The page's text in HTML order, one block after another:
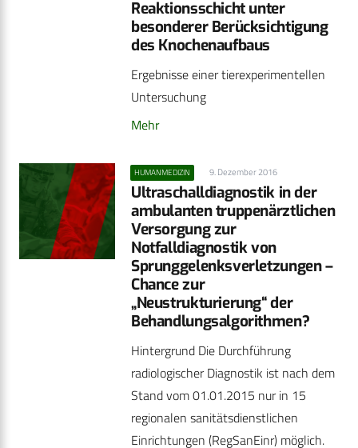
Reaktionsschicht unter
besonderer Berücksichtigung
des Knochenaufbaus
Ergebnisse einer tierexperimentellen
Untersuchung
Mehr
HUMANMEDIZIN 9. Dezember 2016
Ultraschalldiagnostik in der
ambulanten truppenärztlichen
Versorgung zur
Notfalldiagnostik von
Sprunggelenksverletzungen –
Chance zur
„Neustrukturierung“ der
Behandlungsalgorithmen?
Hintergrund Die Durchführung
radiologischer Diagnostik ist nach dem
Stand vom 01.01.2015 nur in 15
regionalen sanitätsdienstlichen
Einrichtungen (RegSanEinr) möglich.